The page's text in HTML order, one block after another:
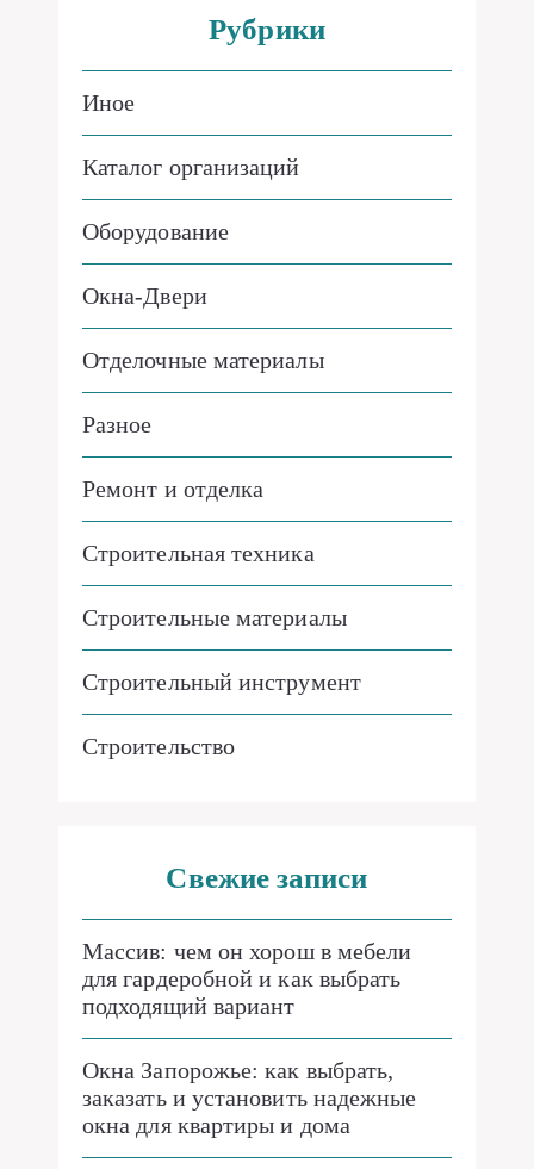
Рубрики
Иное
Каталог организаций
Оборудование
Окна-Двери
Отделочные материалы
Разное
Ремонт и отделка
Строительная техника
Строительные материалы
Строительный инструмент
Строительство
Свежие записи
Массив: чем он хорош в мебели
для гардеробной и как выбрать
подходящий вариант
Окна Запорожье: как выбрать,
заказать и установить надежные
окна для квартиры и дома